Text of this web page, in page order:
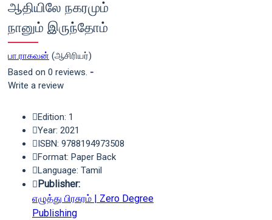
ஆதியிலே நகரமும்
நானும் இருந்தோம்
பா.ராகவன் (ஆசிரியர்)
Based on 0 reviews. -
Write a review
Edition: 1
Year: 2021
ISBN: 9788194973508
Format: Paper Back
Language: Tamil
Publisher:
எழுத்து பிரசுரம் | Zero Degree
Publishing